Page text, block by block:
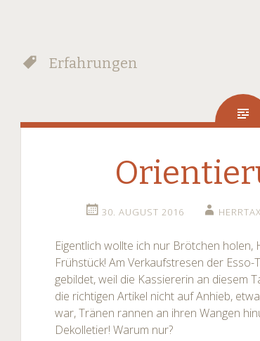
Erfahrungen
30. AUGUST 2016
Eigentlich wollte ich nur Brötchen holen,
Frühstück! Am Verkaufstresen der Esso-
gebildet, weil die Kassiererin an diesem
die richtigen Artikel nicht auf Anhieb,
war, Tränen rannen an ihren Wangen
Dekolletier! Warum nur?